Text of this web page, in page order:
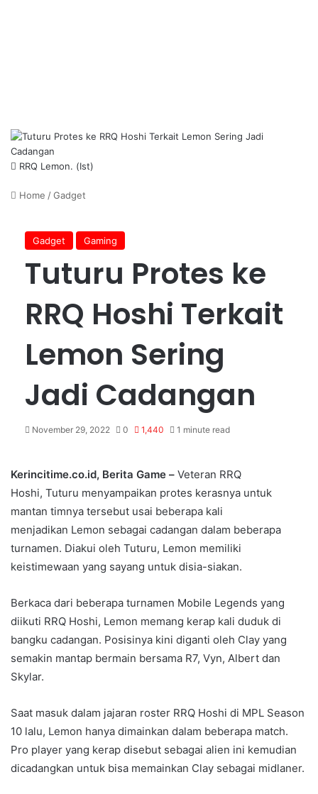
RRQ Lemon. (Ist)
Home /Gadget
Gadget Gaming
Tuturu Protes ke
RRQ Hoshi Terkait
Lemon Sering
Jadi Cadangan
November 29, 2022 0 1,440 1 minute read
Kerincitime.co.id, Berita Game – Veteran RRQ
Hoshi, Tuturu menyampaikan protes kerasnya untuk
mantan timnya tersebut usai beberapa kali
menjadikan Lemon sebagai cadangan dalam beberapa
turnamen. Diakui oleh Tuturu, Lemon memiliki
keistimewaan yang sayang untuk disia-siakan.
Berkaca dari beberapa turnamen Mobile Legends yang
diikuti RRQ Hoshi, Lemon memang kerap kali duduk di
bangku cadangan. Posisinya kini diganti oleh Clay yang
semakin mantap bermain bersama R7, Vyn, Albert dan
Skylar.
Saat masuk dalam jajaran roster RRQ Hoshi di MPL Season
10 lalu, Lemon hanya dimainkan dalam beberapa match.
Pro player yang kerap disebut sebagai alien ini kemudian
dicadangkan untuk bisa memainkan Clay sebagai midlaner.